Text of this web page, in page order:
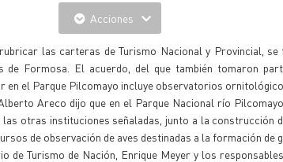
Acciones
las carteras de Turismo Nacional y Provincial,
de Formosa. El acuerdo, del que también tomaron
el Parque Pilcomayo incluye observatorios
Areco dijo que en el Parque Nacional río
otras instituciones señaladas, junto a la construcción
de observación de aves destinadas a la formación de
Turismo de Nación, Enrique Meyer y los